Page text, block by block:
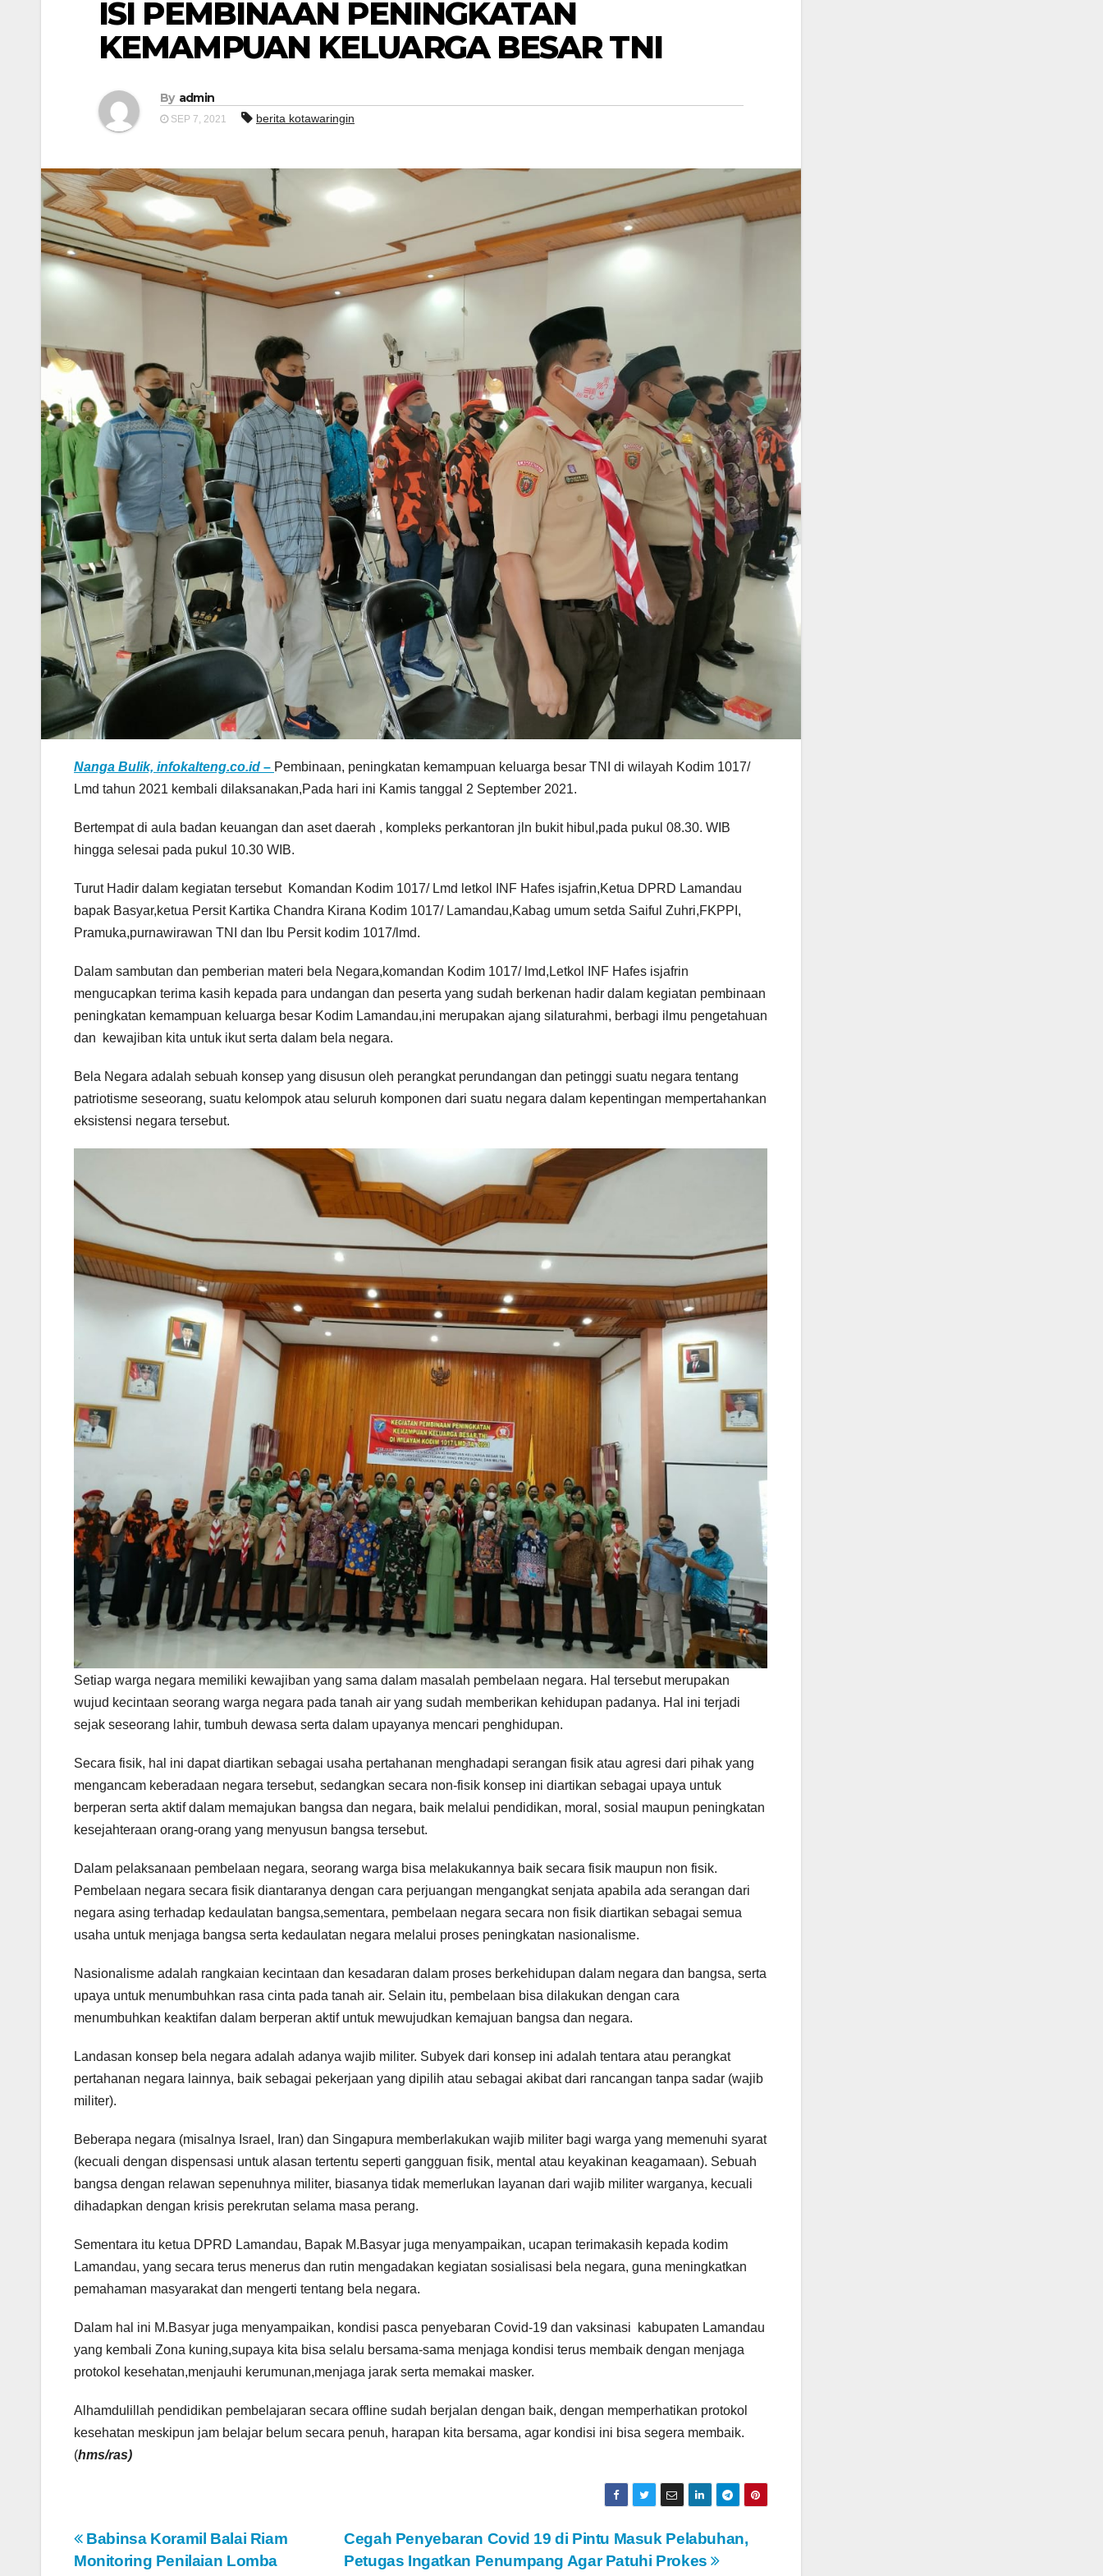
ISI PEMBINAAN PENINGKATAN
KEMAMPUAN KELUARGA BESAR TNI
By admin
SEP 7, 2021 berita kotawaringin
Nanga Bulik, infokalteng.co.id – Pembinaan, peningkatan kemampuan keluarga besar TNI di wilayah Kodim 1017/
Lmd tahun 2021 kembali dilaksanakan,Pada hari ini Kamis tanggal 2 September 2021.
Bertempat di aula badan keuangan dan aset daerah , kompleks perkantoran jln bukit hibul,pada pukul 08.30. WIB
hingga selesai pada pukul 10.30 WIB.
Turut Hadir dalam kegiatan tersebut Komandan Kodim 1017/ Lmd letkol INF Hafes isjafrin,Ketua DPRD Lamandau
bapak Basyar,ketua Persit Kartika Chandra Kirana Kodim 1017/ Lamandau,Kabag umum setda Saiful Zuhri,FKPPI,
Pramuka,purnawirawan TNI dan Ibu Persit kodim 1017/lmd.
Dalam sambutan dan pemberian materi bela Negara,komandan Kodim 1017/ lmd,Letkol INF Hafes isjafrin
mengucapkan terima kasih kepada para undangan dan peserta yang sudah berkenan hadir dalam kegiatan pembinaan
peningkatan kemampuan keluarga besar Kodim Lamandau,ini merupakan ajang silaturahmi, berbagi ilmu pengetahuan
dan kewajiban kita untuk ikut serta dalam bela negara.
Bela Negara adalah sebuah konsep yang disusun oleh perangkat perundangan dan petinggi suatu negara tentang
patriotisme seseorang, suatu kelompok atau seluruh komponen dari suatu negara dalam kepentingan mempertahankan
eksistensi negara tersebut.
Setiap warga negara memiliki kewajiban yang sama dalam masalah pembelaan negara. Hal tersebut merupakan
wujud kecintaan seorang warga negara pada tanah air yang sudah memberikan kehidupan padanya. Hal ini terjadi
sejak seseorang lahir, tumbuh dewasa serta dalam upayanya mencari penghidupan.
Secara fisik, hal ini dapat diartikan sebagai usaha pertahanan menghadapi serangan fisik atau agresi dari pihak yang
mengancam keberadaan negara tersebut, sedangkan secara non-fisik konsep ini diartikan sebagai upaya untuk
berperan serta aktif dalam memajukan bangsa dan negara, baik melalui pendidikan, moral, sosial maupun peningkatan
kesejahteraan orang-orang yang menyusun bangsa tersebut.
Dalam pelaksanaan pembelaan negara, seorang warga bisa melakukannya baik secara fisik maupun non fisik.
Pembelaan negara secara fisik diantaranya dengan cara perjuangan mengangkat senjata apabila ada serangan dari
negara asing terhadap kedaulatan bangsa,sementara, pembelaan negara secara non fisik diartikan sebagai semua
usaha untuk menjaga bangsa serta kedaulatan negara melalui proses peningkatan nasionalisme.
Nasionalisme adalah rangkaian kecintaan dan kesadaran dalam proses berkehidupan dalam negara dan bangsa, serta
upaya untuk menumbuhkan rasa cinta pada tanah air. Selain itu, pembelaan bisa dilakukan dengan cara
menumbuhkan keaktifan dalam berperan aktif untuk mewujudkan kemajuan bangsa dan negara.
Landasan konsep bela negara adalah adanya wajib militer. Subyek dari konsep ini adalah tentara atau perangkat
pertahanan negara lainnya, baik sebagai pekerjaan yang dipilih atau sebagai akibat dari rancangan tanpa sadar (wajib
militer).
Beberapa negara (misalnya Israel, Iran) dan Singapura memberlakukan wajib militer bagi warga yang memenuhi syarat
(kecuali dengan dispensasi untuk alasan tertentu seperti gangguan fisik, mental atau keyakinan keagamaan). Sebuah
bangsa dengan relawan sepenuhnya militer, biasanya tidak memerlukan layanan dari wajib militer warganya, kecuali
dihadapkan dengan krisis perekrutan selama masa perang.
Sementara itu ketua DPRD Lamandau, Bapak M.Basyar juga menyampaikan, ucapan terimakasih kepada kodim
Lamandau, yang secara terus menerus dan rutin mengadakan kegiatan sosialisasi bela negara, guna meningkatkan
pemahaman masyarakat dan mengerti tentang bela negara.
Dalam hal ini M.Basyar juga menyampaikan, kondisi pasca penyebaran Covid-19 dan vaksinasi kabupaten Lamandau
yang kembali Zona kuning,supaya kita bisa selalu bersama-sama menjaga kondisi terus membaik dengan menjaga
protokol kesehatan,menjauhi kerumunan,menjaga jarak serta memakai masker.
Alhamdulillah pendidikan pembelajaran secara offline sudah berjalan dengan baik, dengan memperhatikan protokol
kesehatan meskipun jam belajar belum secara penuh, harapan kita bersama, agar kondisi ini bisa segera membaik.
(hms/ras)
N
Cegah Penyebaran Covid 19 di Pintu Masuk Pelabuhan,
Petugas Ingatkan Penumpang Agar Patuhi Prokes
Babinsa Koramil Balai Riam
Monitoring Penilaian Lomba